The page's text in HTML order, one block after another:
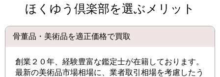
ほくゆう倶楽部を選ぶメリット
骨董品・美術品を適正価格で買取
創業２０年、経験豊富な鑑定士が在籍しております。
最新の美術品市場相場に、業者取引相場を考慮したう